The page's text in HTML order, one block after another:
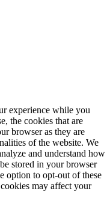
experience while you
the cookies that are
browser as they are
of the website. We
and understand how
stored in your browser
option to opt-out of these
may affect your